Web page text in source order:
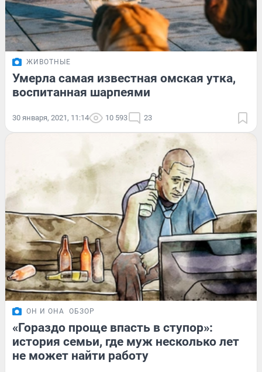
ЖИВОТНЫЕ
Умерла самая известная омская утка,
воспитанная шарпеями
30 января, 2021, 11:14 10 593 23
ОН И ОНА ОБЗОР
«Гораздо проще впасть в ступор»:
история семьи, где муж несколько лет
не может найти работу